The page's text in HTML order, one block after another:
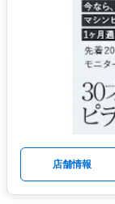
店舗情報